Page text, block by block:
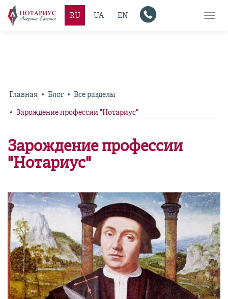
RU UA EN
Главная Блог Все разделы
Зарождение профессии "Нотариус"
Зарождение профессии
"Нотариус"